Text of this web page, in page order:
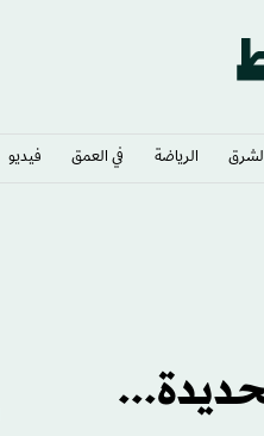
الرياضة في العمق فيديو